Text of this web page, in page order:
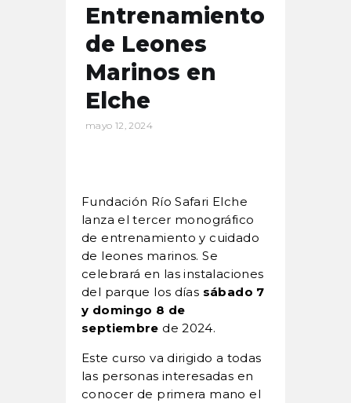
Entrenamiento
de Leones
Marinos en
Elche
mayo 12, 2024
Fundación Río Safari Elche
lanza el tercer monográfico
de entrenamiento y cuidado
de leones marinos. Se
celebrará en las instalaciones
del parque los días sábado 7
y domingo 8 de
septiembre de 2024.
Este curso va dirigido a todas
las personas interesadas en
conocer de primera mano el